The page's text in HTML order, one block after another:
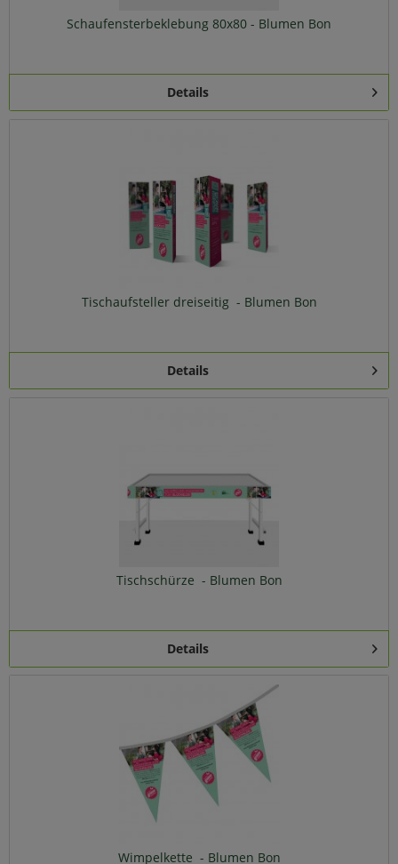
Schaufensterbeklebung 80x80 - Blumen Bon
Details
Tischaufsteller dreiseitig - Blumen Bon
Details
Tischschürze - Blumen Bon
Details
Wimpelkette - Blumen Bon